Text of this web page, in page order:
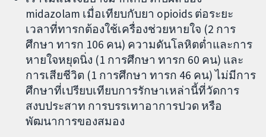
midazolam เมื่อเทียบกับยา opioids ต่อระยะ
เวลาที่ทารกต้องใช้เครื่องช่วยหายใจ (2 การ
ศึกษา ทารก 106 คน) ความดันโลหิตต่ำและการ
หายใจหยุดนิ่ง (1 การศึกษา ทารก 60 คน) และ
การเสียชีวิต (1 การศึกษา ทารก 46 คน) ไม่มีการ
ศึกษาที่เปรียบเทียบการรักษาเหล่านี้ที่วัดการ
สงบประสาท การบรรเทาอาการปวด หรือ
พัฒนาการของสมอง